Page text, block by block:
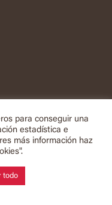
para conseguir una
estadística e
más información haz
todo